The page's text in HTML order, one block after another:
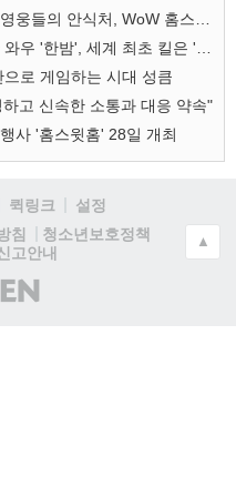
로 게임하는 시대 성큼
고 신속한 소통과 대응 약속"
사 '홈스윗홈' 28일 개최
퀵링크
설정
침
청소년보호정책
고안내
)
▲